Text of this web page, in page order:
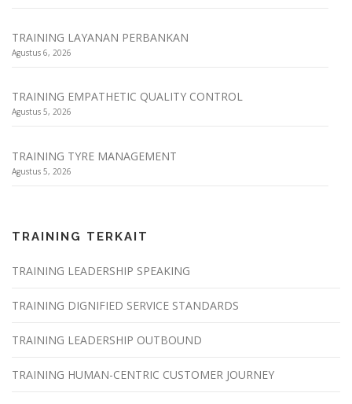
TRAINING LAYANAN PERBANKAN
Agustus 6, 2026
TRAINING EMPATHETIC QUALITY CONTROL
Agustus 5, 2026
TRAINING TYRE MANAGEMENT
Agustus 5, 2026
TRAINING TERKAIT
TRAINING LEADERSHIP SPEAKING
TRAINING DIGNIFIED SERVICE STANDARDS
TRAINING LEADERSHIP OUTBOUND
TRAINING HUMAN-CENTRIC CUSTOMER JOURNEY